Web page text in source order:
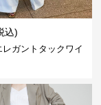
込)
ガントタックワイ